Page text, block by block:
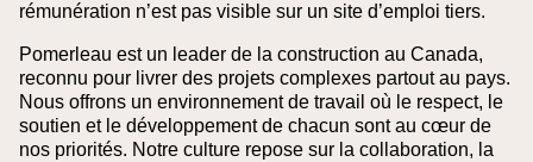
rémunération n’est pas visible sur un site d’emploi tiers.
Pomerleau est un leader de la construction au Canada,
reconnu pour livrer des projets complexes partout au pays.
Nous offrons un environnement de travail où le respect, le
soutien et le développement de chacun sont au cœur de
nos priorités. Notre culture repose sur la collaboration, la